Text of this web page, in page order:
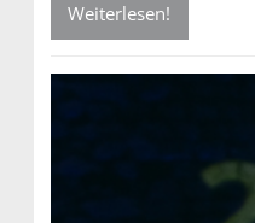
Weiterlesen!